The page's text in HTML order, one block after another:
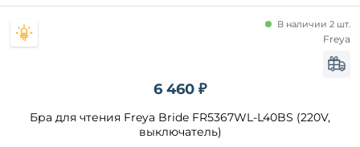
6 460 ₽
Бра для чтения Freya Bride FR5367WL-L40BS (220V,
выключатель)
В наличии 2 шт.
Freya